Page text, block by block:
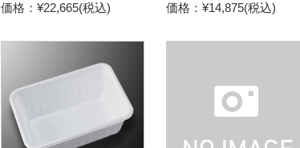
価格：¥22,665(税込) 価格：¥14,875(税込)